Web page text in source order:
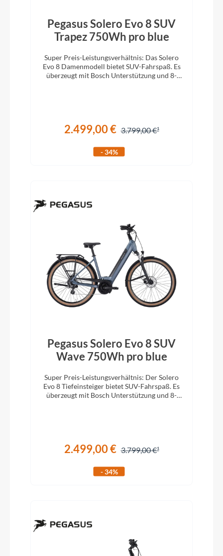
Pegasus Solero Evo 8 SUV
Trapez 750Wh pro blue
Super Preis-Leistungsverhältnis: Das Solero
Evo 8 Damenmodell bietet SUV-Fahrspaß. Es
überzeugt mit Bosch Unterstützung und 8-
2.499,00 € 3.799,00 €
- 34%
Pegasus Solero Evo 8 SUV
Wave 750Wh pro blue
Super Preis-Leistungsverhältnis: Der Solero
Evo 8 Tiefeinsteiger bietet SUV-Fahrspaß. Es
überzeugt mit Bosch Unterstützung und 8-
2.499,00 € 3.799,00 €
- 34%